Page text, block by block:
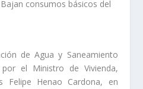
de Agua y Saneamiento
por el Ministro de Vivienda,
Felipe Henao Cardona, en